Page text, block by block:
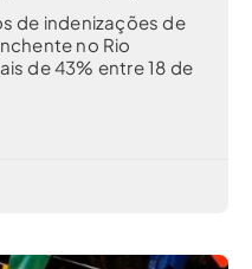
de indenizações de
no Rio
de 43% entre 18 de